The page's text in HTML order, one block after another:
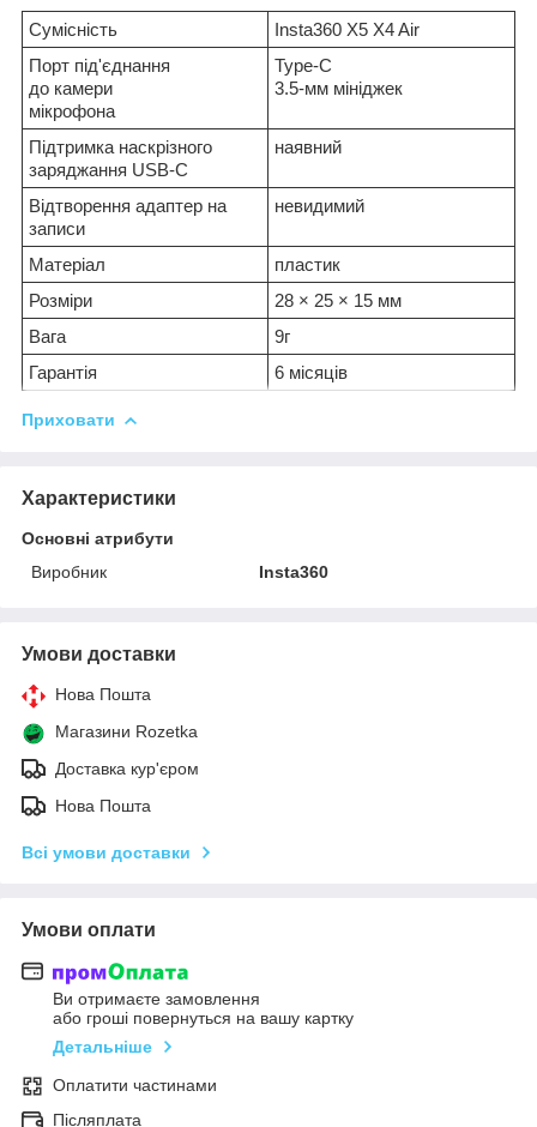
Сумісність
Insta360 X5 X4 Air
Порт під'єднання
до камери
мікрофона
Type-C
3.5-мм мініджек
Підтримка наскрізного
заряджання USB-C
наявний
Відтворення адаптер на
записи
невидимий
Матеріал
пластик
Розміри
28 × 25 × 15 мм
Вага
9г
Гарантія
6 місяців
Приховати
Характеристики
Основні атрибути
Виробник
Insta360
Умови доставки
Нова Пошта
Магазини Rozetka
Доставка кур'єром
Нова Пошта
Всі умови доставки
Умови оплати
Ви отримаєте замовлення
або гроші повернуться на вашу картку
Детальніше
Оплатити частинами
Післяплата